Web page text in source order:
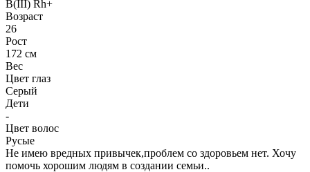
B(III) Rh+
Возраст
26
Рост
172 см
Вес
Цвет глаз
Серый
Дети
-
Цвет волос
Русые
Не имею вредных привычек,проблем со здоровьем нет. Хочу
помочь хорошим людям в создании семьи..